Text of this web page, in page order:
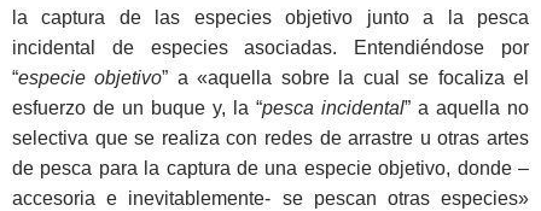
la captura de las especies objetivo junto a la pesca
incidental de especies asociadas. Entendiéndose por
“especie objetivo” a «aquella sobre la cual se focaliza el
esfuerzo de un buque y, la “pesca incidental” a aquella no
selectiva que se realiza con redes de arrastre u otras artes
de pesca para la captura de una especie objetivo, donde –
accesoria e inevitablemente- se pescan otras especies»